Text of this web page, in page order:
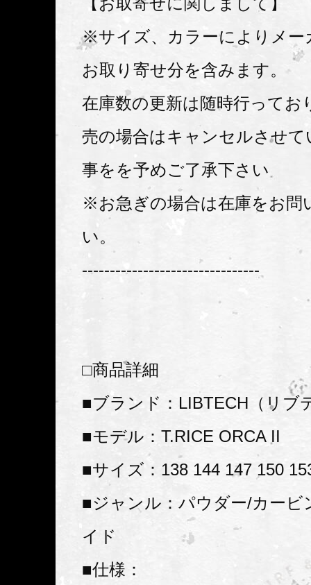
※サイズ、カラーによりメー
お取り寄せ分を含みます。
在庫数の更新は随時行ってお
売の場合はキャンセルさせ
事をを予めご了承下さい
※お急ぎの場合は在庫をお問
い。
--------------------------------
□商品詳細
■ブランド：LIBTECH（リブ
■モデル：T.RICE ORCA II
■サイズ：138 144 147 150
■ジャンル：パウダー/カービ
イド
■仕様：